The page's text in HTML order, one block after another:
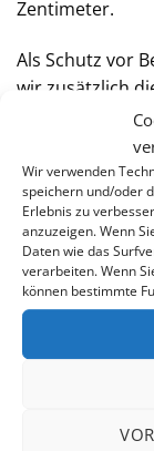
Wir verwenden
speichern und/oder
Erlebnis zu
anzuzeigen. Wenn
Daten wie das
verarbeiten. Wenn
können bestimmte
Zentimeter.
Als Schutz vor
wir zusätzlich
da es die Folie
schützt und
Untergrund
bietet sich
der Sanierung
Orientieren Sie
an Ihrer
problemlose
Die